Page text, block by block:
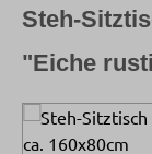
Bildergalerie
Steh-
"Eiche